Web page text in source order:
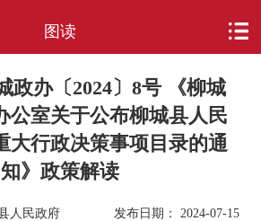
图读
政办〔2024〕8号 《柳城
公室关于公布柳城县人民
大行政决策事项目录的通
知》政策解读
人民政府 发布日期： 2024-07-15